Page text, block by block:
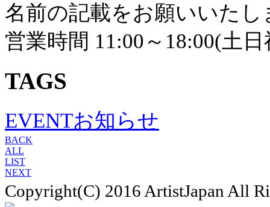
名前の記載をお願いいたし
営業時間 11:00～18:00(土
TAGS
EVENTお知らせ
BACK
ALL
LIST
NEXT
Copyright(C) 2016 ArtistJapan All